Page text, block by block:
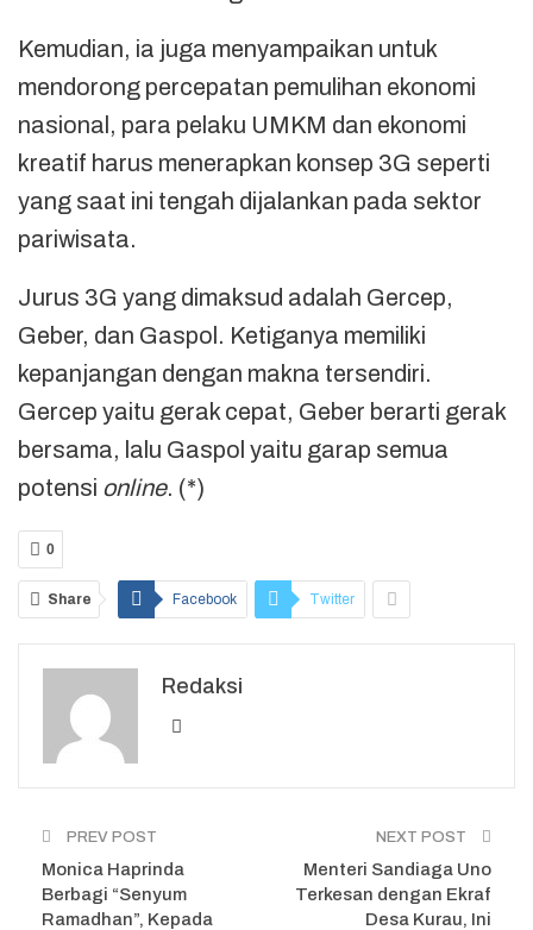
Kemudian, ia juga menyampaikan untuk
mendorong percepatan pemulihan ekonomi
nasional, para pelaku UMKM dan ekonomi
kreatif harus menerapkan konsep 3G seperti
yang saat ini tengah dijalankan pada sektor
pariwisata.
Jurus 3G yang dimaksud adalah Gercep,
Geber, dan Gaspol. Ketiganya memiliki
kepanjangan dengan makna tersendiri.
Gercep yaitu gerak cepat, Geber berarti gerak
bersama, lalu Gaspol yaitu garap semua
potensi online. (*)
0
Share Facebook Twitter
Redaksi
PREV POST
Monica Haprinda
Berbagi “Senyum
Ramadhan”, Kepada
NEXT POST
Menteri Sandiaga Uno
Terkesan dengan Ekraf
Desa Kurau, Ini